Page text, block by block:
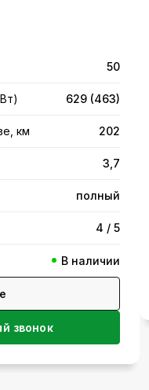
50
629 (463)
км 202
3,7
полный
4 / 5
В наличии
звонок